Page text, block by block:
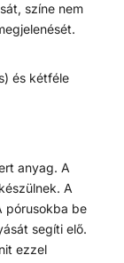
színe nem
és kétféle
anyag. A
A
pórusokba be
segíti elő.
ezzel